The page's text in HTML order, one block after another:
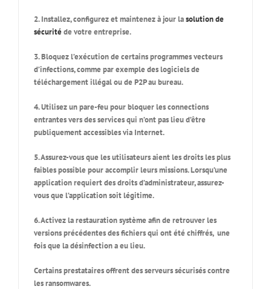
2. Installez, configurez et maintenez à jour lasolution de
sécuritéde votre entreprise.
3. Bloquez l’exécution de certains programmes vecteurs
d’infections, comme par exemple des logiciels de
téléchargement illégal ou de P2P au bureau.
4. Utilisez un pare-feu pour bloquer les connections
entrantes vers des services qui n’ont pas lieu d’être
publiquement accessibles via Internet.
5. Assurez-vous que les utilisateurs aient les droits les plus
faibles possible pour accomplir leurs missions. Lorsqu’une
application requiert des droits d’administrateur, assurez-
vous que l’application soit légitime.
6. Activez la restauration système afin de retrouver les
versions précédentes des fichiers qui ont été chiffrés, une
fois que la désinfection a eu lieu.
Certains prestataires offrent des serveurs sécurisés contre
les ransomwares.